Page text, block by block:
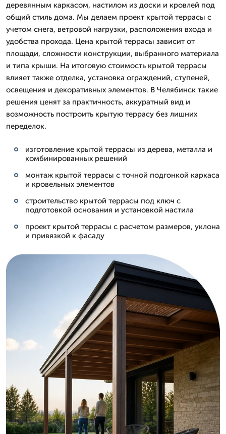
деревянным каркасом, настилом из доски и кровлей под
общий стиль дома. Мы делаем проект крытой террасы с
учетом снега, ветровой нагрузки, расположения входа и
удобства прохода. Цена крытой террасы зависит от
площади, сложности конструкции, выбранного материала
и типа крыши. На итоговую стоимость крытой террасы
влияет также отделка, установка ограждений, ступеней,
освещения и декоративных элементов. В Челябинск такие
решения ценят за практичность, аккуратный вид и
возможность построить крытую террасу без лишних
переделок.
изготовление крытой террасы из дерева, металла и
комбинированных решений
монтаж крытой террасы с точной подгонкой каркаса
и кровельных элементов
строительство крытой террасы под ключ с
подготовкой основания и установкой настила
проект крытой террасы с расчетом размеров, уклона
и привязкой к фасаду